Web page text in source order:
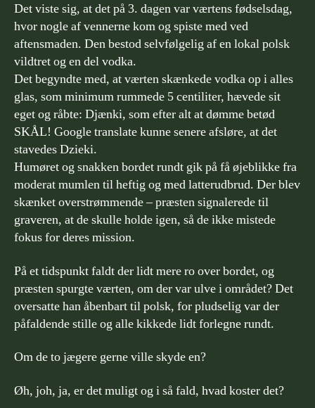
Det viste sig, at det på 3. dagen var værtens fødselsdag,
hvor nogle af vennerne kom og spiste med ved
aftensmaden. Den bestod selvfølgelig af en lokal polsk
vildtret og en del vodka.
Det begyndte med, at værten skænkede vodka op i alles
glas, som minimum rummede 5 centiliter, hævede sit
eget og råbte: Djænki, som efter alt at dømme betød
SKÅL! Google translate kunne senere afsløre, at det
stavedes Dzieki.
Humøret og snakken bordet rundt gik på få øjeblikke fra
moderat mumlen til heftig og med latterudbrud. Der blev
skænket overstrømmende – præsten signalerede til
graveren, at de skulle holde igen, så de ikke mistede
fokus for deres mission.
På et tidspunkt faldt der lidt mere ro over bordet, og
præsten spurgte værten, om der var ulve i området? Det
oversatte han åbenbart til polsk, for pludselig var der
påfaldende stille og alle kikkede lidt forlegne rundt.
Om de to jægere gerne ville skyde en?
Øh, joh, ja, er det muligt og i så fald, hvad koster det?